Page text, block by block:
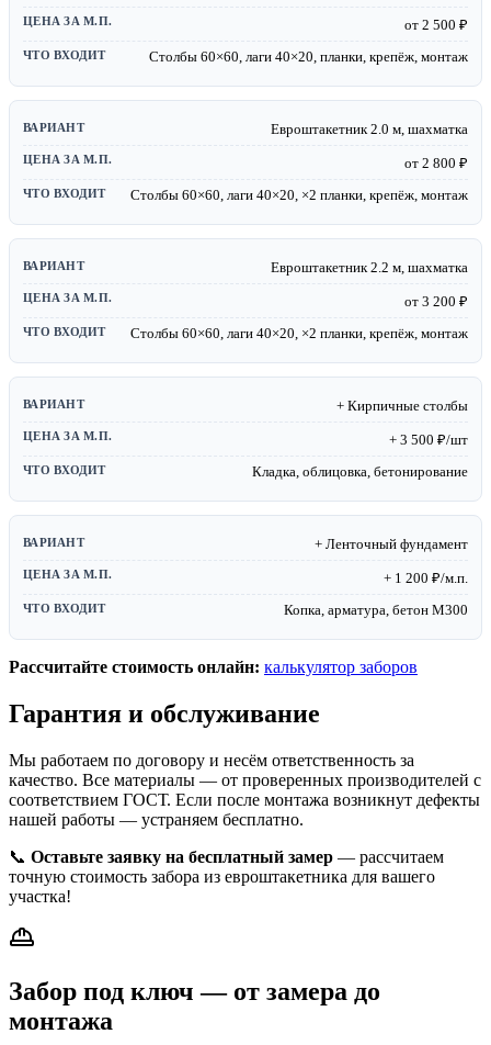
от 2 500 ₽
Столбы 60×60, лаги 40×20, планки, крепёж, монтаж
Евроштакетник 2.0 м, шахматка
от 2 800 ₽
Столбы 60×60, лаги 40×20, ×2 планки, крепёж, монтаж
Евроштакетник 2.2 м, шахматка
от 3 200 ₽
Столбы 60×60, лаги 40×20, ×2 планки, крепёж, монтаж
+ Кирпичные столбы
+ 3 500 ₽/шт
Кладка, облицовка, бетонирование
+ Ленточный фундамент
+ 1 200 ₽/м.п.
Копка, арматура, бетон М300
Рассчитайте стоимость онлайн: калькулятор заборов
Гарантия и обслуживание
Мы работаем по договору и несём ответственность за
качество. Все материалы — от проверенных производителей с
соответствием ГОСТ. Если после монтажа возникнут дефекты
нашей работы — устраняем бесплатно.
📞 Оставьте заявку на бесплатный замер — рассчитаем
точную стоимость забора из евроштакетника для вашего
участка!
Забор под ключ — от замера до
монтажа